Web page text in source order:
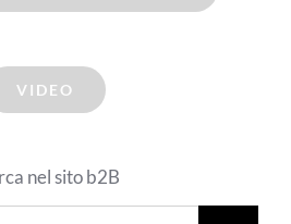
VIDEO
nel sito b2B